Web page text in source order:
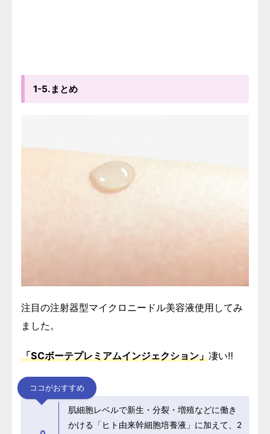
1-5.まとめ
注目の注射器型マイクロニードル美容液使用してみ
ました。
「SCボーテプレミアムインジェクション」凄い‼
ココがおすすめ
肌細胞レベルで新生・分裂・増殖などに働き
かける「ヒト由来幹細胞培養液」に加えて、2